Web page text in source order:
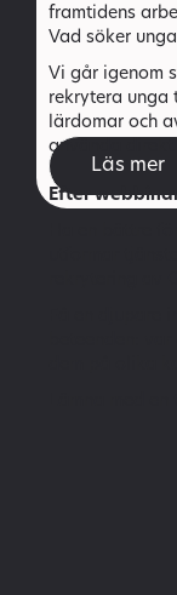
framtidens
Vad söker
Vi går igenom
rekrytera unga
lärdomar och
använda
Efter
rekrytering av
Få en djupare
Läs mer